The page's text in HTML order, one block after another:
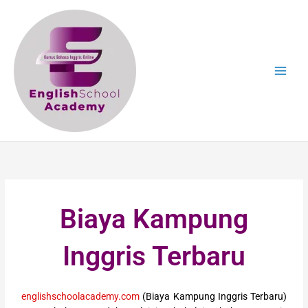
content
Biaya Kampung
Inggris Terbaru
englishschoolacademy.com (Biaya Kampung Inggris Terbaru)